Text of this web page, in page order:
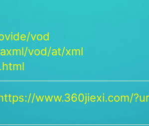
vod
vod/at/xml
www.360jiexi.com/